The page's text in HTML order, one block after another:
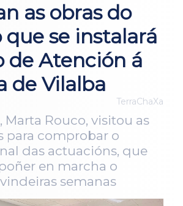
as obras do
que se instalará
de Atención á
de Vilalba
TerraChaXa
Marta Rouco, visitou as
para comprobar o
das actuacións, que
en marcha o
semanas